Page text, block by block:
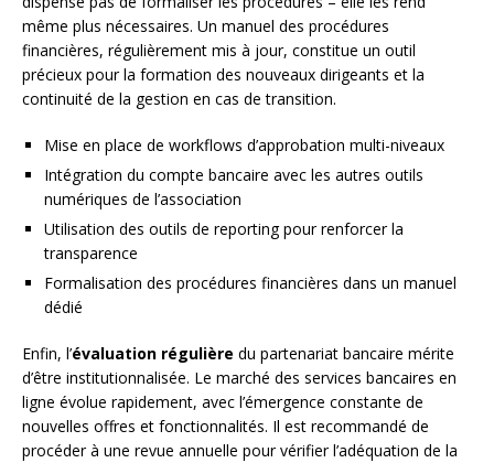
même plus nécessaires. Un manuel des procédures
financières, régulièrement mis à jour, constitue un outil
précieux pour la formation des nouveaux dirigeants et la
continuité de la gestion en cas de transition.
Mise en place de workflows d’approbation multi-niveaux
Intégration du compte bancaire avec les autres outils
numériques de l’association
Utilisation des outils de reporting pour renforcer la
transparence
Formalisation des procédures financières dans un manuel
dédié
Enfin, l’évaluation régulière du partenariat bancaire mérite
d’être institutionnalisée. Le marché des services bancaires en
ligne évolue rapidement, avec l’émergence constante de
nouvelles offres et fonctionnalités. Il est recommandé de
procéder à une revue annuelle pour vérifier l’adéquation de la